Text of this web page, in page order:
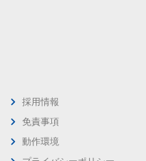
採用情報
免責事項
動作環境